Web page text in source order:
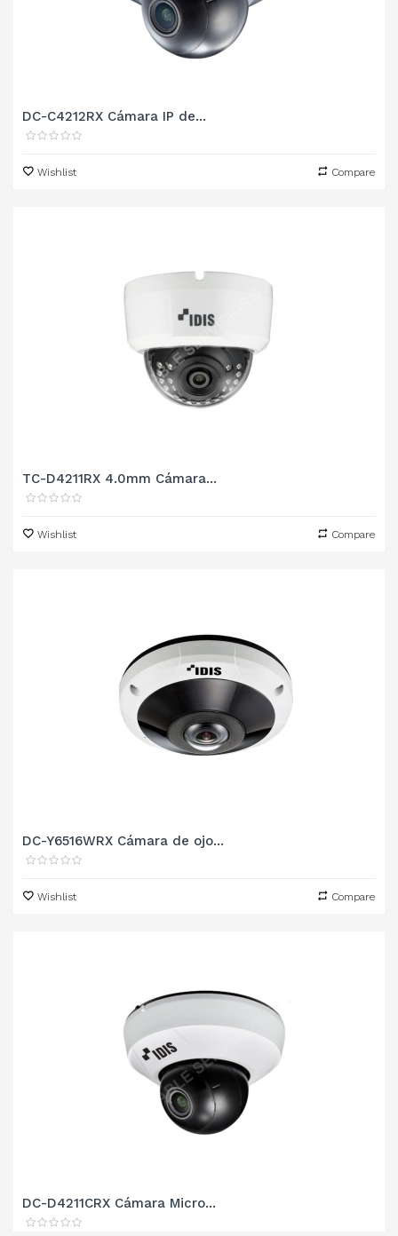
DC-C4212RX Cámara IP de...
Wishlist Compare
TC-D4211RX 4.0mm Cámara...
Wishlist Compare
DC-Y6516WRX Cámara de ojo...
Wishlist Compare
DC-D4211CRX Cámara Micro...